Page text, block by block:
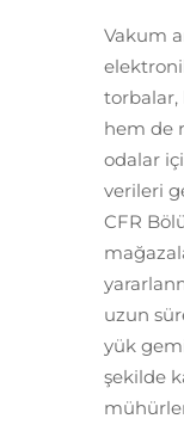
Vakum
torbalar,
hem de
odalar
verileri
CFR
uzun
yük
şekilde